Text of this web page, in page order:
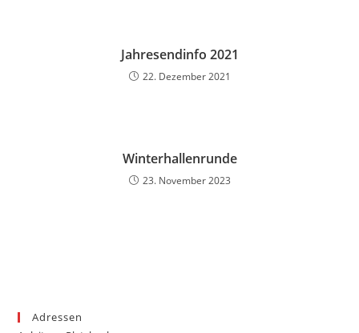
Jahresendinfo 2021
22. Dezember 2021
Winterhallenrunde
23. November 2023
Adressen